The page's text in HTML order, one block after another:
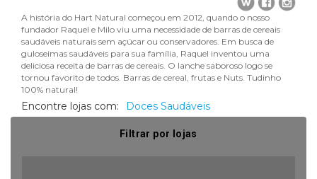
A história do Hart Natural começou em 2012, quando o nosso
fundador Raquel e Milo viu uma necessidade de barras de cereais
saudáveis ​​naturais sem açúcar ou conservadores. Em busca de
guloseimas saudáveis ​​para sua família, Raquel inventou uma
deliciosa receita de barras de cereais. O lanche saboroso logo se
tornou favorito de todos. Barras de cereal, frutas e Nuts. Tudinho
100% natural!
Encontre lojas com: Doces Saudáveis